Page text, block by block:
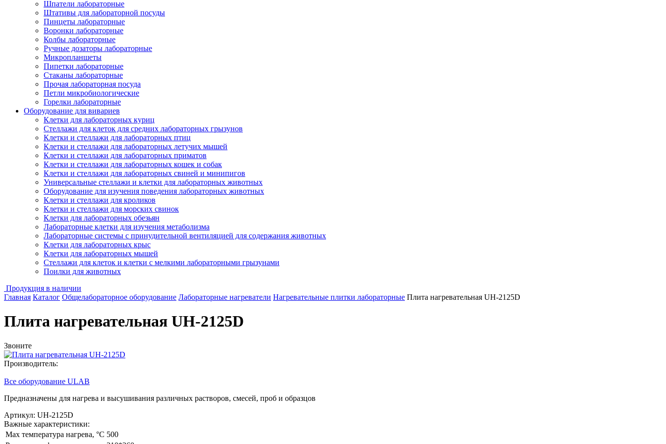
Шпатели лабораторные
Штативы для лабораторной посуды
Пинцеты лабораторные
Воронки лабораторные
Колбы лабораторные
Ручные дозаторы лабораторные
Микропланшеты
Пипетки лабораторные
Стаканы лабораторные
Прочая лабораторная посуда
Петли микробиологические
Горелки лабораторные
Оборудование для вивариев
Клетки для лабораторных куриц
Стеллажи для клеток для средних лабораторных грызунов
Клетки и стеллажи для лабораторных птиц
Клетки и стеллажи для лабораторных летучих мышей
Клетки и стеллажи для лабораторных приматов
Клетки и стеллажи для лабораторных кошек и собак
Клетки и стеллажи для лабораторных свиней и минипигов
Универсальные стеллажи и клетки для лабораторных животных
Оборудование для изучения поведения лабораторных животных
Клетки и стеллажи для кроликов
Клетки и стеллажи для морских свинок
Клетки для лабораторных обезьян
Лабораторные клетки для изучения метаболизма
Лабораторные системы с принудительной вентиляцией для содержания животных
Клетки для лабораторных крыс
Клетки для лабораторных мышей
Стеллажи для клеток и клетки с мелкими лабораторными грызунами
Поилки для животных
Продукция в наличии
Главная Каталог Общелабораторное оборудование Лабораторные нагреватели Нагревательные плитки лабораторные Плита нагревательная UH-2125D
Плита нагревательная UH-2125D
Звоните
Производитель:
Все оборудование ULAB
Предназначены для нагрева и высушивания различных растворов, смесей, проб и образцов
Артикул: UH-2125D
Важные характеристики:
Мах температура нагрева, °C 500